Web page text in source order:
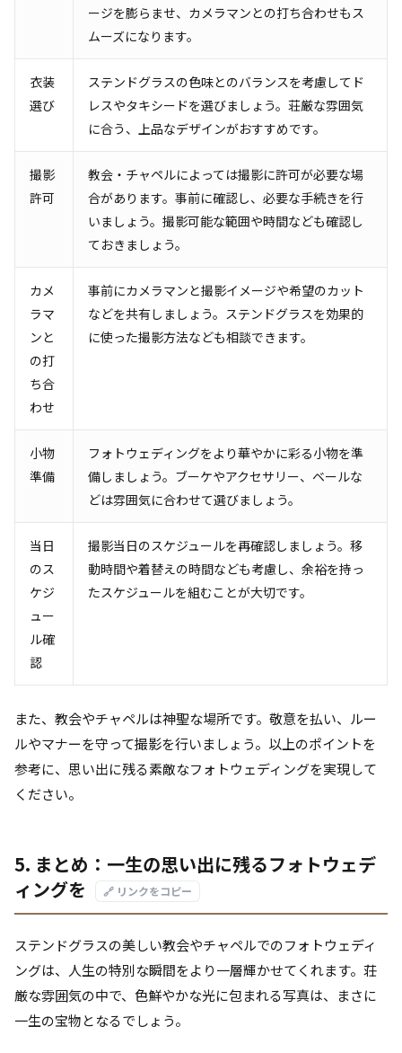
ージを膨らませ、カメラマンとの打ち合わせもス
ムーズになります。
衣装
選び
ステンドグラスの色味とのバランスを考慮してド
レスやタキシードを選びましょう。荘厳な雰囲気
に合う、上品なデザインがおすすめです。
撮影
許可
教会・チャペルによっては撮影に許可が必要な場
合があります。事前に確認し、必要な手続きを行
いましょう。撮影可能な範囲や時間なども確認し
ておきましょう。
カメ
ラマ
ンと
の打
ち合
わせ
事前にカメラマンと撮影イメージや希望のカット
などを共有しましょう。ステンドグラスを効果的
に使った撮影方法なども相談できます。
小物
準備
フォトウェディングをより華やかに彩る小物を準
備しましょう。ブーケやアクセサリー、ベールな
どは雰囲気に合わせて選びましょう。
当日
のス
ケジ
ュー
ル確
認
撮影当日のスケジュールを再確認しましょう。移
動時間や着替えの時間なども考慮し、余裕を持っ
たスケジュールを組むことが大切です。
また、教会やチャペルは神聖な場所です。敬意を払い、ルー
ルやマナーを守って撮影を行いましょう。以上のポイントを
参考に、思い出に残る素敵なフォトウェディングを実現して
ください。
5. まとめ：一生の思い出に残るフォトウェデ
ィングを
🔗 リンクをコピー
ステンドグラスの美しい教会やチャペルでのフォトウェディ
ングは、人生の特別な瞬間をより一層輝かせてくれます。荘
厳な雰囲気の中で、色鮮やかな光に包まれる写真は、まさに
一生の宝物となるでしょう。